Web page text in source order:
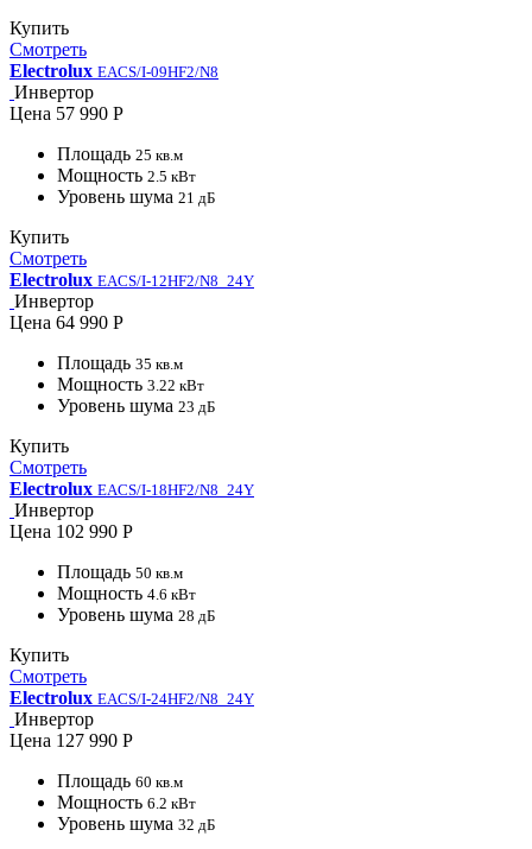
Купить
Смотреть
Electrolux EACS/I-09HF2/N8
Инвертор
Цена 57 990 Р
Площадь 25 кв.м
Мощность 2.5 кВт
Уровень шума 21 дБ
Купить
Смотреть
Electrolux EACS/I-12HF2/N8_24Y
Инвертор
Цена 64 990 Р
Площадь 35 кв.м
Мощность 3.22 кВт
Уровень шума 23 дБ
Купить
Смотреть
Electrolux EACS/I-18HF2/N8_24Y
Инвертор
Цена 102 990 Р
Площадь 50 кв.м
Мощность 4.6 кВт
Уровень шума 28 дБ
Купить
Смотреть
Electrolux EACS/I-24HF2/N8_24Y
Инвертор
Цена 127 990 Р
Площадь 60 кв.м
Мощность 6.2 кВт
Уровень шума 32 дБ